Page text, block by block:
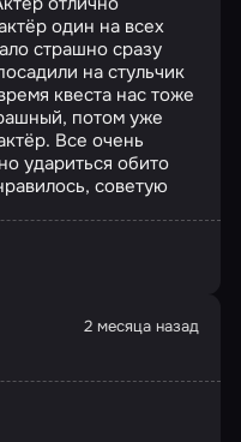
один на всех
страшно сразу
на стульчик
квеста нас тоже
потом уже
Все очень
удариться обито
советую
2 месяца назад